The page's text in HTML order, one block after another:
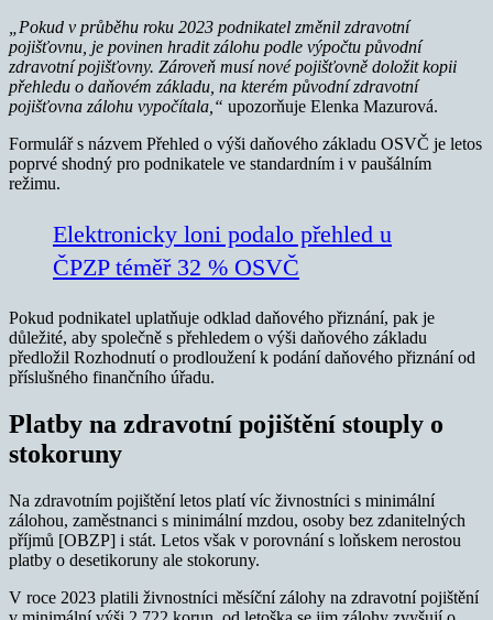
„Pokud v průběhu roku 2023 podnikatel změnil zdravotní
pojišťovnu, je povinen hradit zálohu podle výpočtu původní
zdravotní pojišťovny. Zároveň musí nové pojišťovně doložit kopii
přehledu o daňovém základu, na kterém původní zdravotní
pojišťovna zálohu vypočítala,“ upozorňuje Elenka Mazurová.
Formulář s názvem Přehled o výši daňového základu OSVČ je letos
poprvé shodný pro podnikatele ve standardním i v paušálním
režimu.
Elektronicky loni podalo přehled u
ČPZP téměř 32 % OSVČ
Pokud podnikatel uplatňuje odklad daňového přiznání, pak je
důležité, aby společně s přehledem o výši daňového základu
předložil Rozhodnutí o prodloužení k podání daňového přiznání od
příslušného finančního úřadu.
Platby na zdravotní pojištění stouply o
stokoruny
Na zdravotním pojištění letos platí víc živnostníci s minimální
zálohou, zaměstnanci s minimální mzdou, osoby bez zdanitelných
příjmů [OBZP] i stát. Letos však v porovnání s loňskem nerostou
platby o desetikoruny ale stokoruny.
V roce 2023 platili živnostníci měsíční zálohy na zdravotní pojištění